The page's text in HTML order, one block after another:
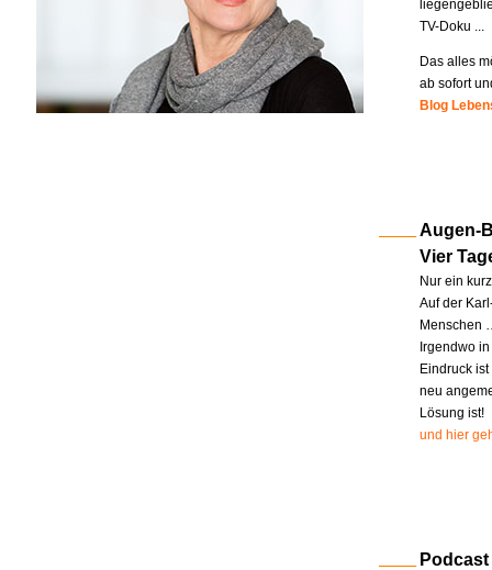
TV-Doku ...
Das alles
ab sofort
Blog
Augen-
Vier
Nur ein
Auf der
Menschen
Irgendwo
Eindruck
neu
Lösung ist!
und hier
Podcast